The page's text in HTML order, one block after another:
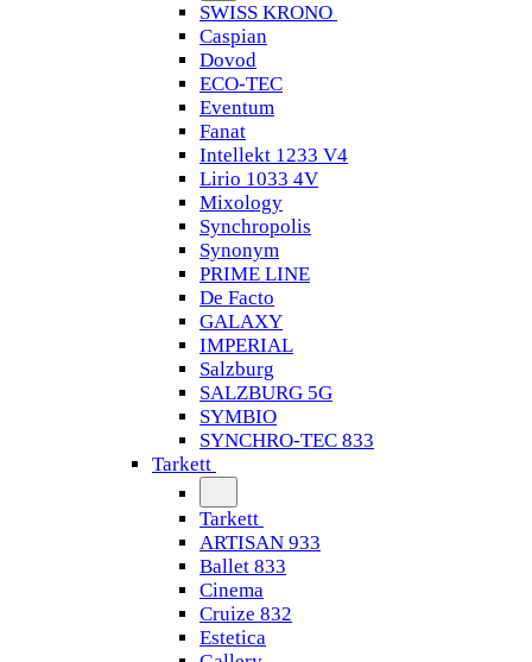
SWISS KRONO
Caspian
Dovod
ECO-TEC
Eventum
Fanat
Intellekt 1233 V4
Lirio 1033 4V
Mixology
Synchropolis
Synonym
PRIME LINE
De Facto
GALAXY
IMPERIAL
Salzburg
SALZBURG 5G
SYMBIO
SYNCHRO-TEC 833
Tarkett
Tarkett
ARTISAN 933
Ballet 833
Cinema
Cruize 832
Estetica